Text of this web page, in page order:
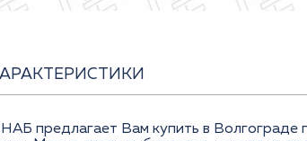
предлагает Вам купить в Волгограде